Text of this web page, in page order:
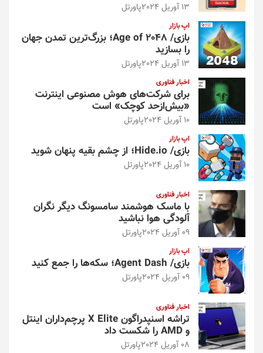
13 آوریل 2024 پاورتل
اپ بازار
بازی/ Age of 2048؛ بزرگ‌ترین تمدن جهان
را بسازید
13 آوریل 2024 پاورتل
اخبار فناوری
برای شرکت‌های هوش مصنوعی اینترنت
«بیش‌از‌حد کوچک» است
10 آوریل 2024 پاورتل
اپ بازار
بازی/ Hide.io؛ از چشم بقیه پنهان شوید
10 آوریل 2024 پاورتل
اخبار فناوری
با ماسک هوشمند سامسونگ دیگر نگران
آلودگی هوا نباشید
09 آوریل 2024 پاورتل
اپ بازار
بازی/ Agent Dash؛ سکه‌ها را جمع کنید
09 آوریل 2024 پاورتل
اخبار فناوری
تراشه اسنپدراگون X Elite پرچم‌داران اینتل
و AMD را شکست داد
08 آوریل 2024 پاورتل